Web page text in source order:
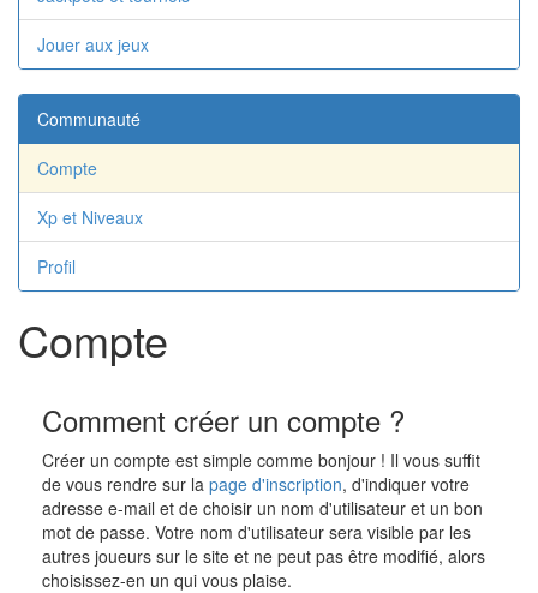
Jouer aux jeux
Communauté
Compte
Xp et Niveaux
Profil
Compte
Comment créer un compte ?
Créer un compte est simple comme bonjour ! Il vous suffit
de vous rendre sur la page d'inscription, d'indiquer votre
adresse e-mail et de choisir un nom d'utilisateur et un bon
mot de passe. Votre nom d'utilisateur sera visible par les
autres joueurs sur le site et ne peut pas être modifié, alors
choisissez-en un qui vous plaise.